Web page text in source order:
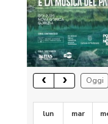
Oggi
lun mar